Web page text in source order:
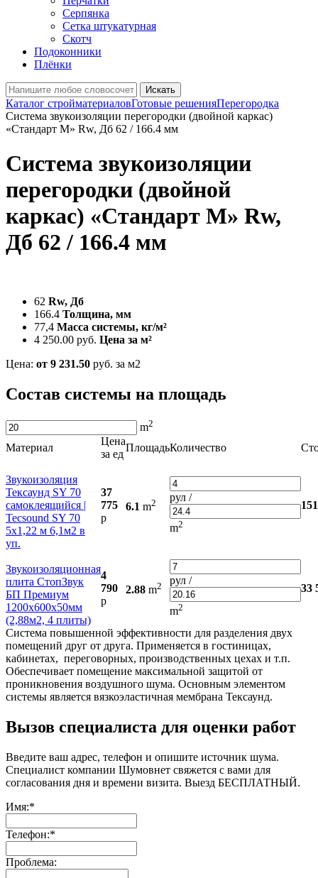
Серпянка
Сетка штукатурная
Скотч
Подоконники
Плёнки
Искать
Каталог стройматериаловГотовые решенияПерегородка
Система звукоизоляции перегородки (двойной каркас)
«Стандарт М» Rw, Дб 62 / 166.4 мм
Система звукоизоляции
перегородки (двойной
каркас) «Стандарт М» Rw,
Дб 62 / 166.4 мм
62 Rw, Дб
166.4 Толщина, мм
77,4 Масса системы, кг/м²
4 250.00 руб. Цена за м²
Цена: от 9 231.50 руб. за м2
Состав системы на площадь
m2
Материал
Цена
за ед
ПлощадьКоличество
Звукоизоляция
Тексаунд SY 70
самоклеящийся |
Tecsound SY 70
5х1,22 м 6,1м2 в
уп.
37
775
р
6.1 m2 рул /
m2
Звукоизоляционная
плита СтопЗвук
БП Премиум
1200х600х50мм
(2,88м2, 4 плиты)
4
790
р
2.88 m2 рул /
m2
33
Система повышенной эффективности для разделения двух
помещений друг от друга. Применяется в гостиницах,
кабинетах, переговорных, производственных цехах и т.п.
Обеспечивает помещение максимальной защитой от
проникновения воздушного шума. Основным элементом
системы является вязкоэластичная мембрана Тексаунд.
Вызов специалиста для оценки работ
Введите ваш адрес, телефон и опишите источник шума.
Специалист компании Шумовнет свяжется с вами для
согласования дня и времени визита. Выезд БЕСПЛАТНЫЙ.
Имя:*
Телефон:*
Проблема: